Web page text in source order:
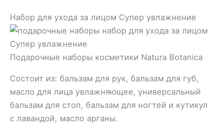
Набор для ухода за лицом Супер увлажнение
Подарочные наборы косметики Natura Botanica
Состоит из: бальзам для рук, бальзам для губ,
масло для лица увлажняющее, универсальный
бальзам для стоп, бальзам для ногтей и кутикул
с лавандой, масло арганы.